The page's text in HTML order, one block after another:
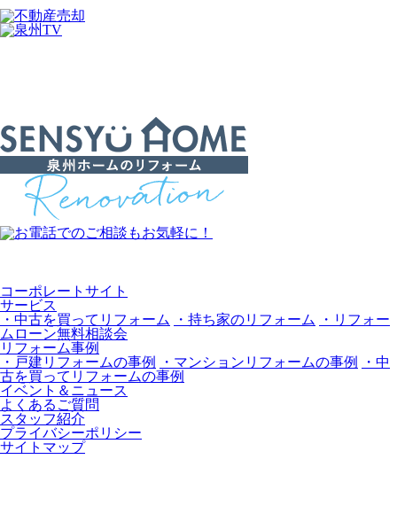
コーポレートサイト
サービス
・中古を買ってリフォーム
・持ち家のリフォーム
・リフォー
ムローン無料相談会
リフォーム事例
・戸建リフォームの事例
・マンションリフォームの事例
・中
古を買ってリフォームの事例
イベント＆ニュース
よくあるご質問
スタッフ紹介
プライバシーポリシー
サイトマップ